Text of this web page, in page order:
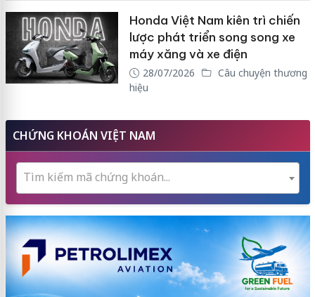
Honda Việt Nam kiên trì chiến
lược phát triển song song xe
máy xăng và xe điện
28/07/2026
Câu chuyện thương
hiệu
CHỨNG KHOÁN VIỆT NAM
Tìm kiếm mã chứng khoán...